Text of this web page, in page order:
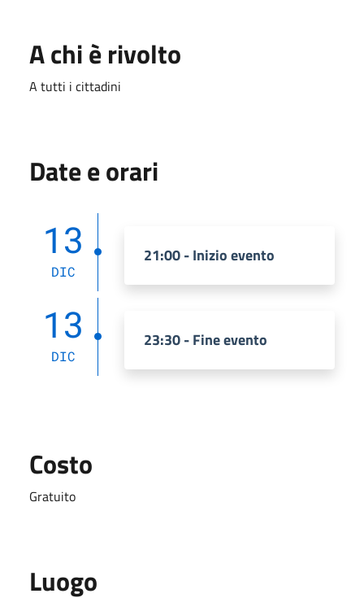
A chi è rivolto
A tutti i cittadini
Date e orari
13
DIC
21:00 - Inizio evento
13
DIC
23:30 - Fine evento
Costo
Gratuito
Luogo